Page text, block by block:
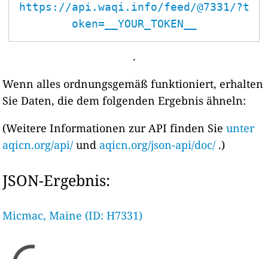
https://api.waqi.info/feed/@7331/?t
oken=__YOUR_TOKEN__
.
Wenn alles ordnungsgemäß funktioniert, erhalten
Sie Daten, die dem folgenden Ergebnis ähneln:
(Weitere Informationen zur API finden Sieunter
aqicn.org/api/ und aqicn.org/json-api/doc/ .)
JSON-Ergebnis:
Micmac, Maine (ID: H7331)